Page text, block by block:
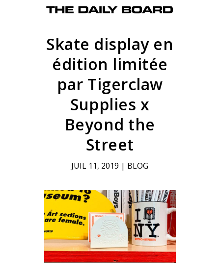
Skate display en
édition limitée
par Tigerclaw
Supplies x
Beyond the
Street
JUIL 11, 2019 | BLOG